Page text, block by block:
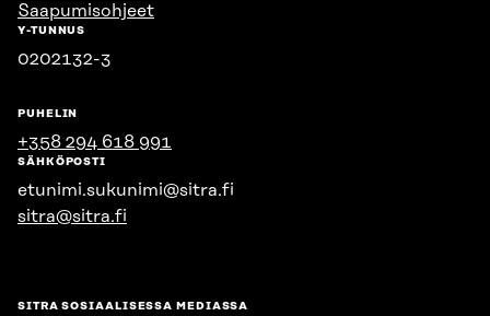
Saapumisohjeet
Y-TUNNUS
0202132-3
PUHELIN
+358 294 618 991
SÄHKÖPOSTI
etunimi.sukunimi@sitra.fi
sitra@sitra.fi
SITRA SOSIAALISESSA MEDIASSA